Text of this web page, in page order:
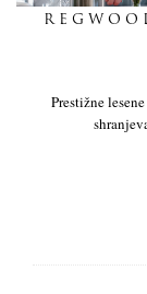
Prestižne